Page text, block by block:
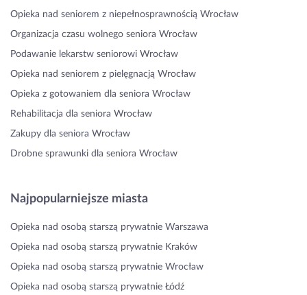
Opieka nad seniorem z niepełnosprawnością Wrocław
Organizacja czasu wolnego seniora Wrocław
Podawanie lekarstw seniorowi Wrocław
Opieka nad seniorem z pielęgnacją Wrocław
Opieka z gotowaniem dla seniora Wrocław
Rehabilitacja dla seniora Wrocław
Zakupy dla seniora Wrocław
Drobne sprawunki dla seniora Wrocław
Najpopularniejsze miasta
Opieka nad osobą starszą prywatnie Warszawa
Opieka nad osobą starszą prywatnie Kraków
Opieka nad osobą starszą prywatnie Wrocław
Opieka nad osobą starszą prywatnie Łódź